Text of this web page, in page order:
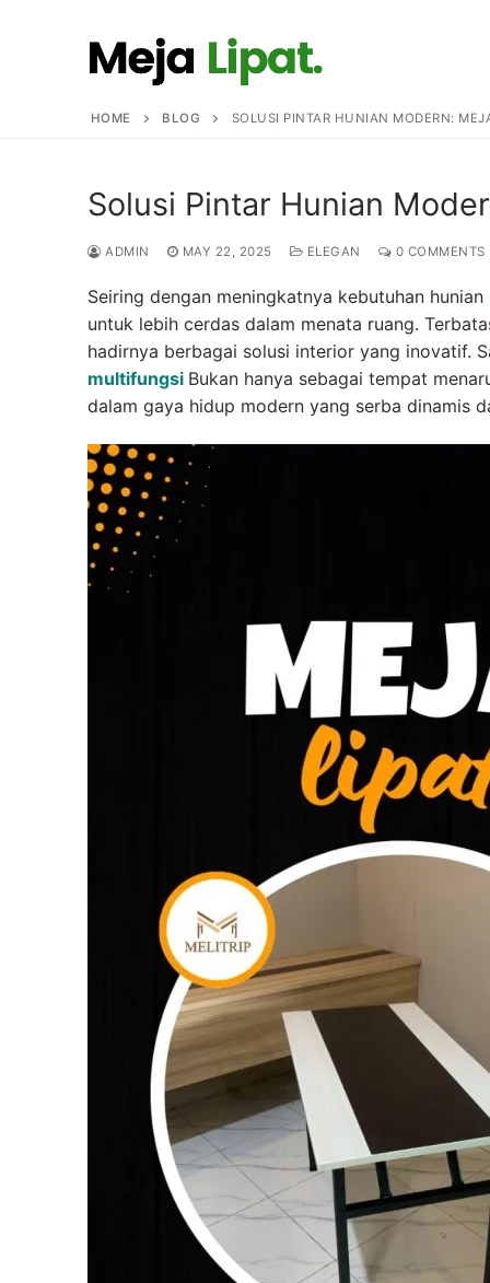
HOME BLOG SOLUSI PINTAR HUNIAN MODERN:
Solusi Pintar Hunian
ADMIN MAY 22, 2025 ELEGAN 0 COMMENTS
Seiring dengan meningkatnya kebutuhan hunian
untuk lebih cerdas dalam menata ruang.
hadirnya berbagai solusi interior yang inovatif.
multifungsi Bukan hanya sebagai tempat
dalam gaya hidup modern yang serba dinamis